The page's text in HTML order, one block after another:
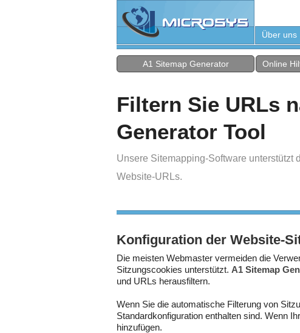
Über uns
A1 Sitemap Generator Online
Filtern Sie URLs
Generator Tool
Unsere Sitemapping-Software
Website-URLs.
Konfiguration der Website-
Die meisten Webmaster vermeiden die
Sitzungscookies unterstützt. A1 Sitemap
und URLs herausfiltern.
Wenn Sie die automatische Filterung von
Standardkonfiguration enthalten sind. Wenn
hinzufügen.